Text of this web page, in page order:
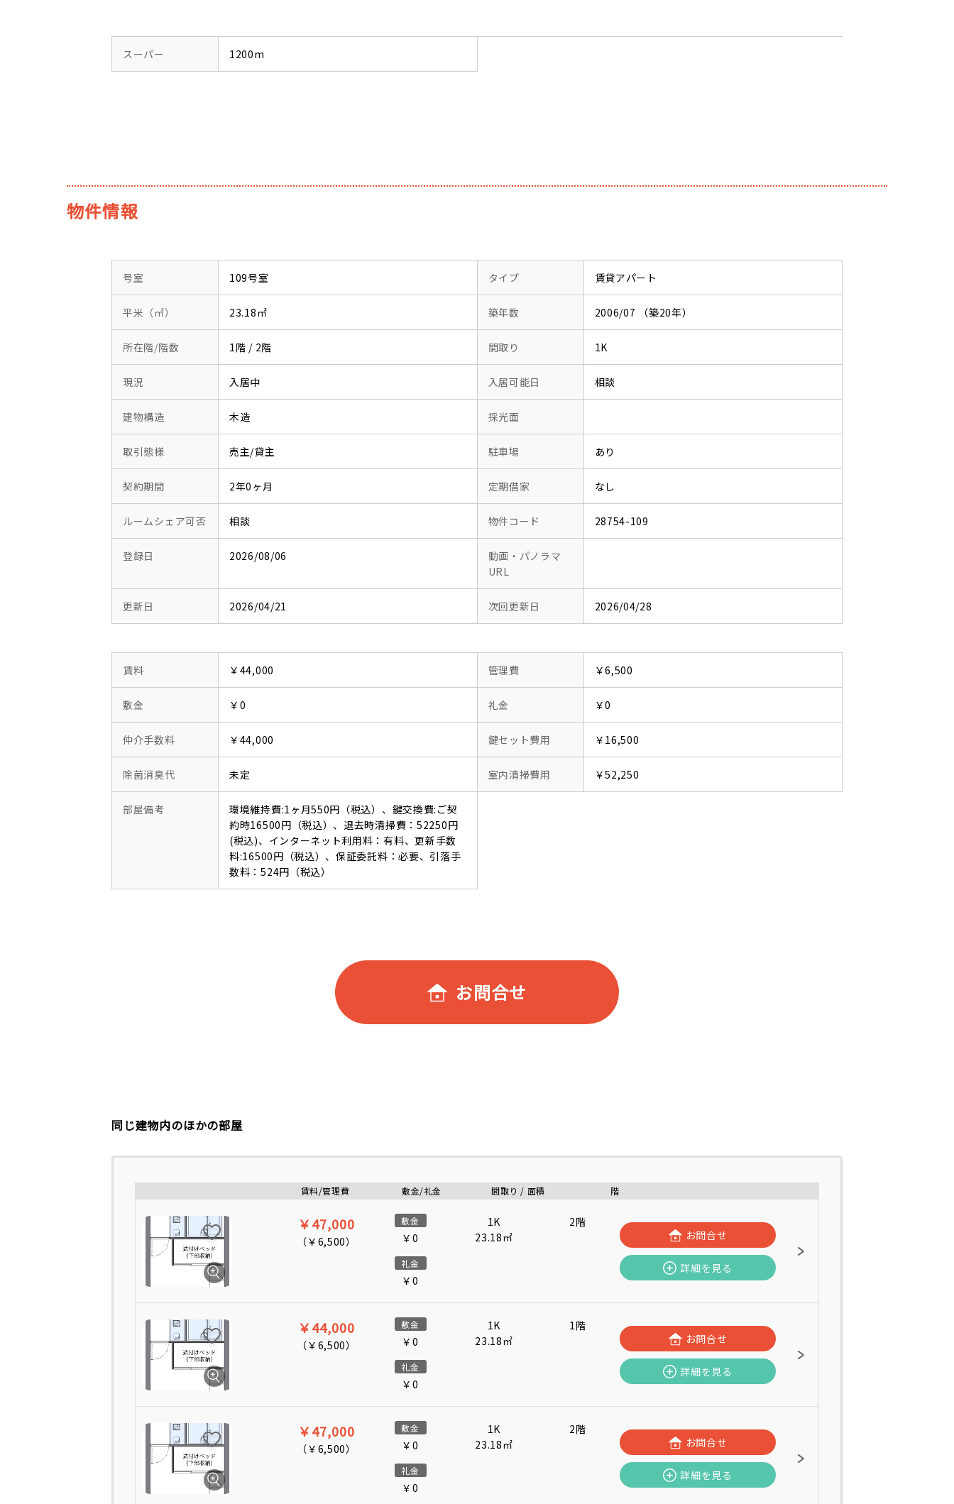
スーパー 1200m
物件情報
号室 109号室 タイプ 賃貸アパート
平米（㎡） 23.18㎡ 築年数 2006/07 （築20年）
所在階/階数 1階 / 2階 間取り 1K
現況 入居中 入居可能日 相談
建物構造 木造 採光面
取引態様 売主/貸主 駐車場 あり
契約期間 2年0ヶ月 定期借家 なし
ルームシェア可否 相談 物件コード 28754-109
登録日 2026/08/06
動画・パノラマ
URL
更新日 2026/04/21 次回更新日 2026/04/28
賃料 ￥44,000 管理費 ￥6,500
敷金 ￥0 礼金 ￥0
仲介手数料 ￥44,000 鍵セット費用 ￥16,500
除菌消臭代 未定 室内清掃費用 ￥52,250
部屋備考
環境維持費:1ヶ月550円（税込）、鍵交換費:ご契
約時16500円（税込）、退去時清掃費：52250円
(税込)、インターネット利用料：有料、更新手数
料:16500円（税込）、保証委託料：必要、引落手
数料：524円（税込）
お問合せ
同じ建物内のほかの部屋
賃料/管理費 敷金/礼金 間取り / 面積 階
￥47,000
（￥6,500）
敷金
￥0
礼金
￥0
1K
23.18㎡
2階
お問合せ
詳細を見る
￥44,000
（￥6,500）
敷金
￥0
礼金
￥0
1K
23.18㎡
1階
お問合せ
詳細を見る
￥47,000
（￥6,500）
敷金
￥0
礼金
￥0
1K
23.18㎡
2階
お問合せ
詳細を見る